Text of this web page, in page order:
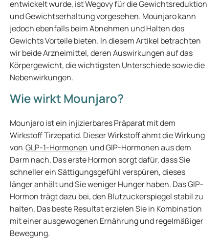
entwickelt wurde, ist Wegovy für die Gewichtsreduktion
und Gewichtserhaltung vorgesehen. Mounjaro kann
jedoch ebenfalls beim Abnehmen und Halten des
Gewichts Vorteile bieten. In diesem Artikel betrachten
wir beide Arzneimittel, deren Auswirkungen auf das
Körpergewicht, die wichtigsten Unterschiede sowie die
Nebenwirkungen.
Wie wirkt Mounjaro?
Mounjaro ist ein injizierbares Präparat mit dem
Wirkstoff Tirzepatid. Dieser Wirkstoff ahmt die Wirkung
von GLP-1-Hormonen und GIP-Hormonen aus dem
Darm nach. Das erste Hormon sorgt dafür, dass Sie
schneller ein Sättigungsgefühl verspüren, dieses
länger anhält und Sie weniger Hunger haben. Das GIP-
Hormon trägt dazu bei, den Blutzuckerspiegel stabil zu
halten. Das beste Resultat erzielen Sie in Kombination
mit einer ausgewogenen Ernährung und regelmäßiger
Bewegung.